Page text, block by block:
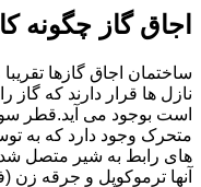
اجاق گاز چگونه
ساختمان اجاق گازها
نازل ها قرار دارند که
است بوجود می آید.قطر
متحرک وجود دارد که به
های رابط به شیر متصل
آنها ترموکوپل و جرقه زن